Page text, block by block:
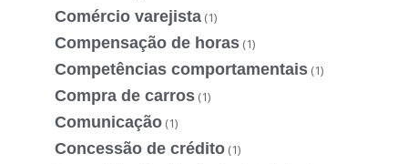
Comércio varejista (1)
Compensação de horas (1)
Competências comportamentais (1)
Compra de carros (1)
Comunicação (1)
Concessão de crédito (1)